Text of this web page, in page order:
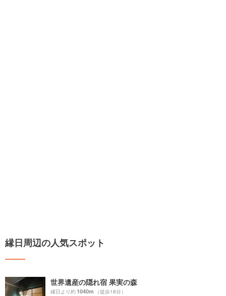
縁日周辺の人気スポット
世界遺産の隠れ宿 果実の森
縁日より約1040m （徒歩18分）